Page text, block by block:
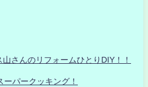
さんのリフォームひとりDIY！！
パークッキング！